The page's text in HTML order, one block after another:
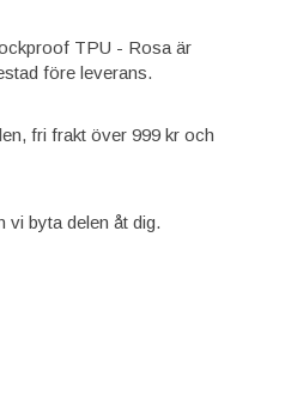
TPU - Rosa är
före leverans.
fri frakt över 999 kr och
vi byta delen åt dig.